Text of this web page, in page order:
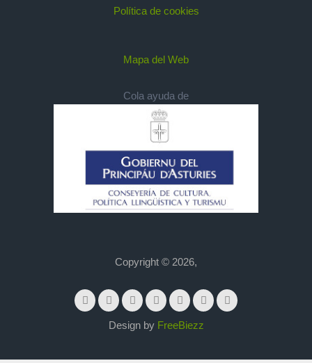
Política de cookies
Mapa del Web
Cola ayuda de
Copyright © 2026,
Design by FreeBiezz